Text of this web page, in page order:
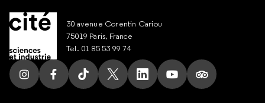
30 avenue Corentin Cariou
75019 Paris, France
Tel. 01 85 53 99 74
Suivez nous sur Instagram
Suivez nous sur Facebook
Suivez nous sur Tik Tok
Suivez nous sur X
Suivez nous sur LinkedIn
Suivez nous sur
Suivez nous